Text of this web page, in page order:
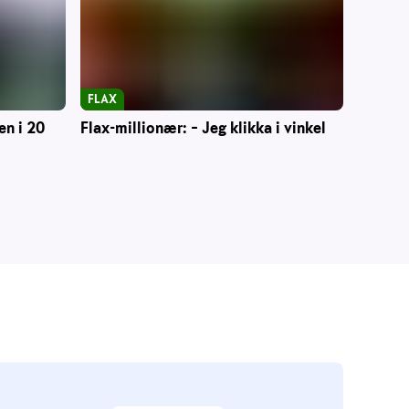
i 20 Flax-millionær: – Jeg klikka i vinkel
FLAX